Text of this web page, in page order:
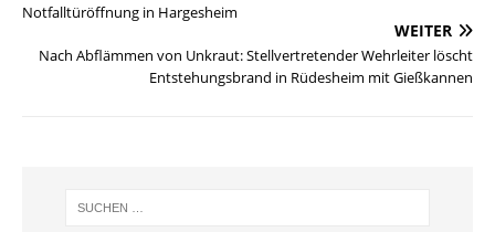
Notfalltüröffnung in Hargesheim
WEITER
Nach Abflämmen von Unkraut: Stellvertretender Wehrleiter löscht
Entstehungsbrand in Rüdesheim mit Gießkannen